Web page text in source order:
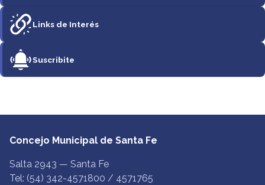
Links de Interés
Suscribite
Concejo Municipal de Santa Fe
Salta 2943 — Santa Fe
Tel: (54) 342-4571800 / 4571765